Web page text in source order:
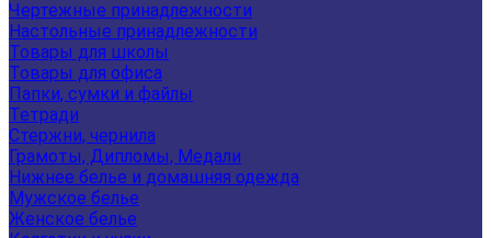
Чертежные принадлежности
Настольные принадлежности
Товары для школы
Товары для офиса
Папки, сумки и файлы
Тетради
Стержни, чернила
Грамоты, Дипломы, Медали
Нижнее белье и домашняя одежда
Мужское белье
Женское белье